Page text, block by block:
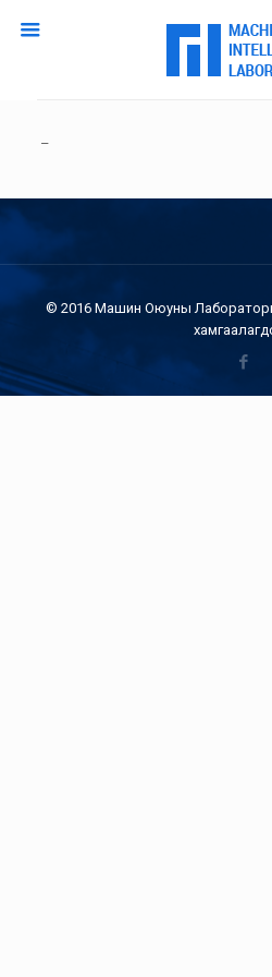
–
© 2016 Машин Оюуны